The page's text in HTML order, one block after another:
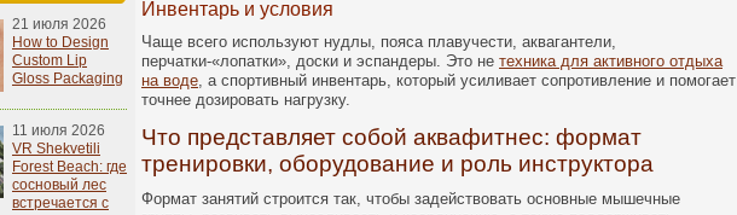
21 июля 2026
How to Design
Custom Lip
Gloss Packaging
11 июля 2026
VR Shekvetili
Forest Beach: где
сосновый лес
встречается с
Инвентарь и условия
Чаще всего используют нудлы, пояса плавучести, аквагантели,
перчатки-«лопатки», доски и эспандеры. Это не техника для активного отдыха
на воде, а спортивный инвентарь, который усиливает сопротивление и помогает
точнее дозировать нагрузку.
Что представляет собой аквафитнес: формат
тренировки, оборудование и роль инструктора
Формат занятий строится так, чтобы задействовать основные мышечные